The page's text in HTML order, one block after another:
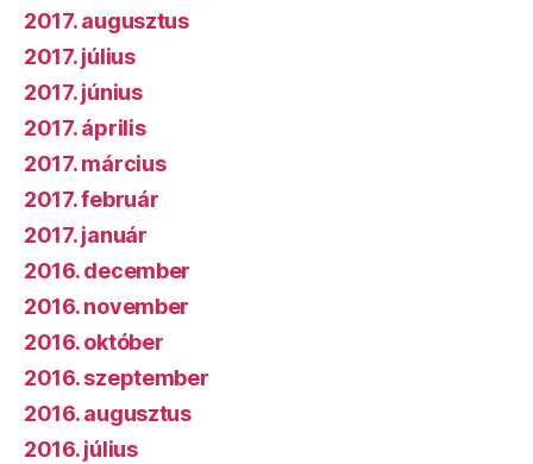
2017. augusztus
2017. július
2017. június
2017. április
2017. március
2017. február
2017. január
2016. december
2016. november
2016. október
2016. szeptember
2016. augusztus
2016. július